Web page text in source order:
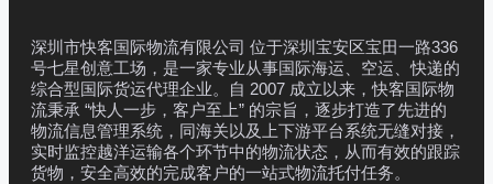
深圳市快客国际物流有限公司 位于深圳宝安区宝田一路336
号七星创意工场，是一家专业从事国际海运、空运、快递的
综合型国际货运代理企业。自 2007 成立以来，快客国际物
流秉承 “快人一步，客户至上” 的宗旨，逐步打造了先进的
物流信息管理系统，同海关以及上下游平台系统无缝对接，
实时监控越洋运输各个环节中的物流状态，从而有效的跟踪
货物，安全高效的完成客户的一站式物流托付任务。